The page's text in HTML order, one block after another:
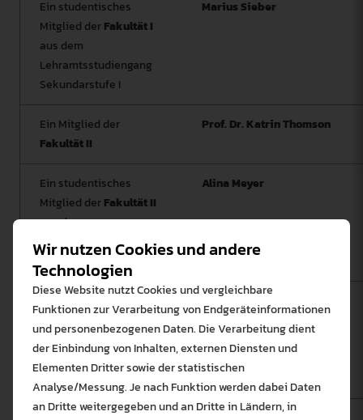
Ein studentisches
Mitglied derFakultät I
aus dem
Lehramtsstudiengang
Sekundarstufe I
Marius Sieber
Ein Mitglied der
Fakultät II
Prof. Dr. Katrin Thomson
Ein studentisches
Mitglied derFakultät II
aus dem
Lehramtsstudiengang
Sekundarstufe I
Alina Meyer
aus dem
Lehramtsstudiengang
Sören Schramm
Wir nutzen Cookies und andere
Technologien
Diese Website nutzt Cookies und vergleichbare
Funktionen zur Verarbeitung von Endgeräteinformationen
und personenbezogenen Daten. Die Verarbeitung dient
der Einbindung von Inhalten, externen Diensten und
Elementen Dritter sowie der statistischen
Analyse/Messung. Je nach Funktion werden dabei Daten
an Dritte weitergegeben und an Dritte in Ländern, in